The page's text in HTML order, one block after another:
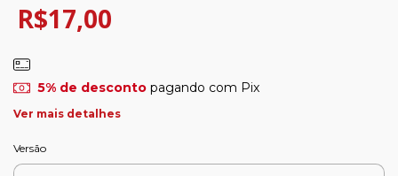
R$17,00
5% de descontopagando com Pix
Ver mais detalhes
Versão